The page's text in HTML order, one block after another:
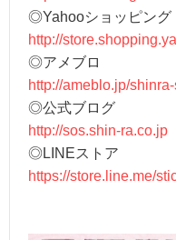
◎Yahooショッピング
http://
◎アメブロ
http://ameblo.jp/
◎公式ブログ
http://sos.shin-ra.co.jp
◎LINEストア
https://store.line.me/